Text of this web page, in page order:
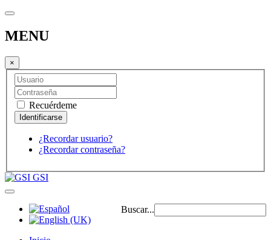
MENU
×
Recuérdeme
¿Recordar usuario?
¿Recordar contraseña?
GSI
Buscar...